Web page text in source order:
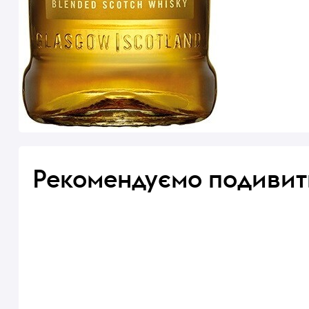
Рекомендуємо